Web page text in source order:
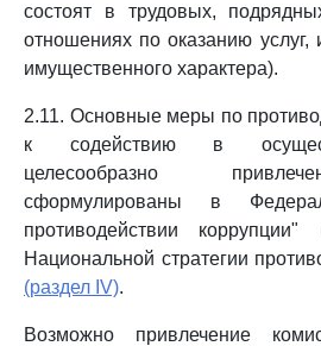
состоят в трудовых,
отношениях по оказанию услуг,
имущественного характера).
2.11. Основные меры по
к содействию в
целесообразно
сформулированы в
противодействии коррупции"
Национальной стратегии
(раздел IV).
Возможно привлечение